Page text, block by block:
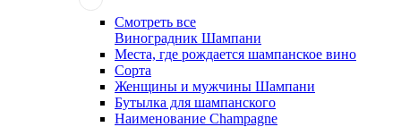
Смотреть все
Виноградник Шампани
Места, где рождается шампанское вино
Сорта
Женщины и мужчины Шампани
Бутылка для шампанского
Наименование Champagne